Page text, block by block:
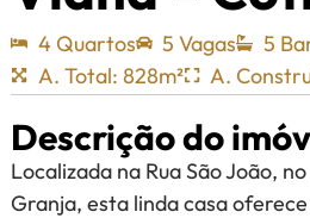
4 Quartos 5 Vagas
5
A. Total: 828m²
A.
Descrição do
Localizada na Rua São João,
Granja, esta linda casa